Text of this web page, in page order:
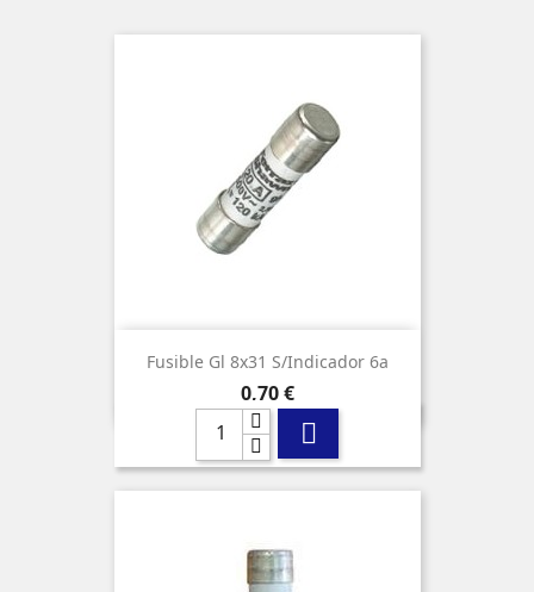
Fusible Gl 8x31 S/indicador 6a
Precio
0,70 €
